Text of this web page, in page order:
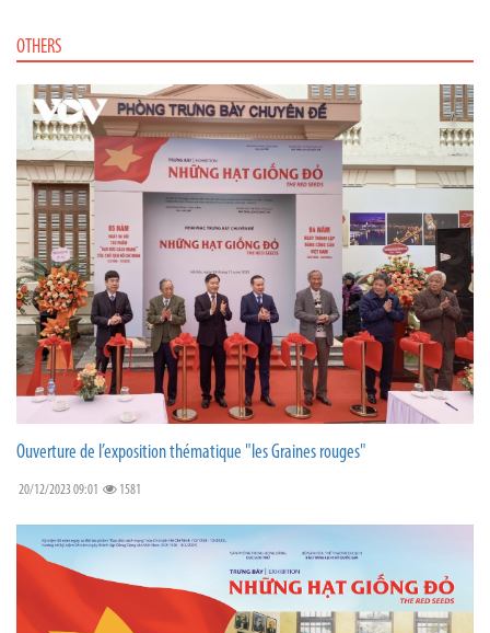
OTHERS
Ouverture de l’exposition thématique "les Graines rouges"
20/12/2023 09:01 1581